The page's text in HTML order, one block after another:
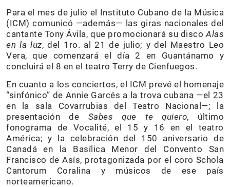
Para el mes de julio el Instituto Cubano de la Música
(ICM) comunicó —además— las giras nacionales del
cantante Tony Ávila, que promocionará su disco Alas
en la luz, del 1ro. al 21 de julio; y del Maestro Leo
Vera, que comenzará el día 2 en Guantánamo y
concluirá el 8 en el teatro Terry de Cienfuegos.
En cuanto a los conciertos, el ICM prevé el homenaje
“sinfónico” de Annie Garcés a la trova cubana —el 23
en la sala Covarrubias del Teatro Nacional—; la
presentación de Sabes que te quiero, último
fonograma de Vocalité, el 15 y 16 en el teatro
América; y la celebración del 150 aniversario de
Canadá en la Basílica Menor del Convento San
Francisco de Asís, protagonizada por el coro Schola
Cantorum Coralina y músicos de ese país
norteamericano.